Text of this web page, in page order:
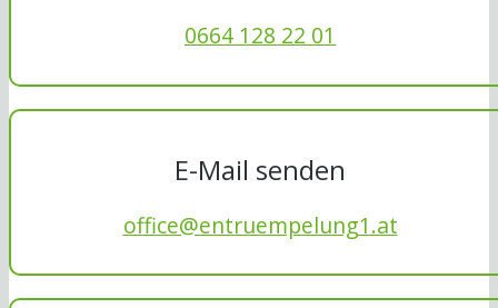
0664 128 22 01
E-Mail senden
office@entruempelung1.at